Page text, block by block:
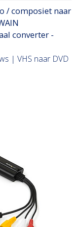
/ composiet naar
converter -
| VHS naar DVD